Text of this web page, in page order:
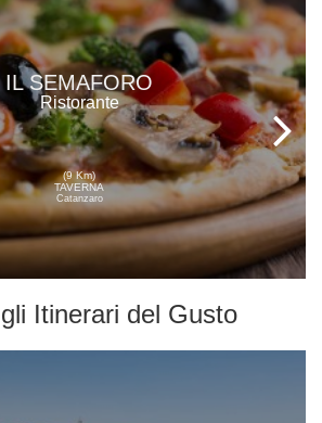
IL SEMAFORO
Ristorante
(9 Km)
TAVERNA
Catanzaro
Itinerari del Gusto